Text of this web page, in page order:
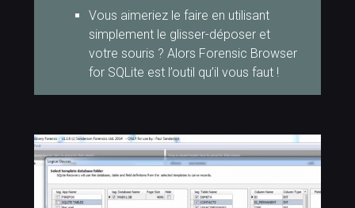
Vous aimeriez le faire en utilisant
simplement le glisser-déposer et
votre souris ? Alors Forensic Browser
for SQLite est l’outil qu’il vous faut !